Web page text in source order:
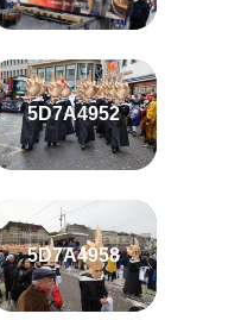
5D7A4952
5D7A4958